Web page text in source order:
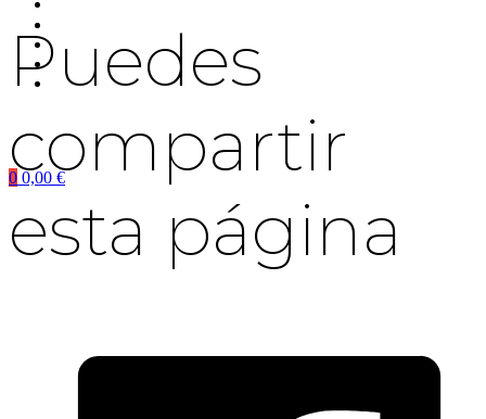
0 0,00 €
Puedes
compartir
esta página